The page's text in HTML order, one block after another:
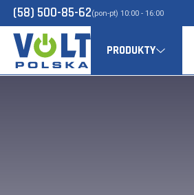
(58) 500-85-62(pon-pt) 10:00 - 16:00
PRODUKTY